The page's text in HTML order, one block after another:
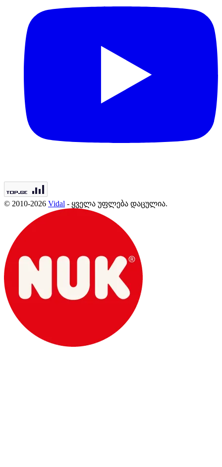
© 2010-2026 Vidal - ყველა უფლება დაცულია.